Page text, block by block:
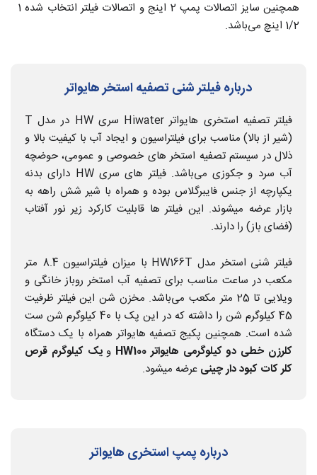
همچنین سایز اتصالات پمپ 2 اینج و اتصالات فیلتر انتخاب شده 1
1/2 اینچ می‌باشد.
درباره فیلتر شنی تصفیه استخر هایواتر
فیلتر تصفیه استخری هایواتر Hiwater سری HW در مدل T
(شیر از بالا) مناسب برای فیلتراسیون و ایجاد آب با کیفیت بالا و
ذلال در سیستم تصفیه استخر های خصوصی و عمومی، حوضچه
آب سرد و جکوزی می‌باشد. فیلتر های سری HW دارای بدنه
یکپارچه از جنس فایبرگلاس بوده و همراه با شیر شش راهه به
بازار عرضه میشوند. این فیلتر ها قابلیت کارکرد زیر نور آفتاب
(فضای باز) را دارند.
فیلتر شنی استخر مدل HW166T با میزان فیلتراسیون 8.4 متر
مکعب در ساعت مناسب برای تصفیه آب استخر روباز خانگی و
ویلایی تا 25 متر مکعب می‌باشد. مخزن شن این فیلتر ظرفیت
45 کیلوگرم شن را داشته که در این پک با 40 کیلوگرم شن ست
شده است. همچنین پکیج تصفیه هایواتر همراه با یک دستگاه
کلرزن خطی دو کیلوگرمی هایواتر HW100
ویک کیلوگرم قرص
کلر کات کبود دار چینی عرضه میشود.
درباره پمپ استخری هایواتر